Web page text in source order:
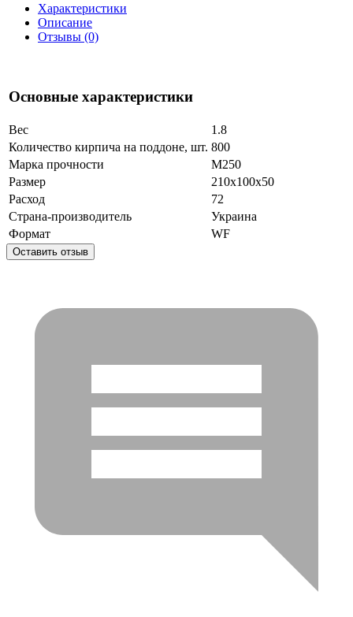
Характеристики
Описание
Отзывы (0)
Основные характеристики
Вес
1.8
Количество кирпича на поддоне, шт. 800
Марка прочности
М250
Размер
210x100x50
Расход
72
Страна-производитель
Украина
Формат
WF
Оставить отзыв